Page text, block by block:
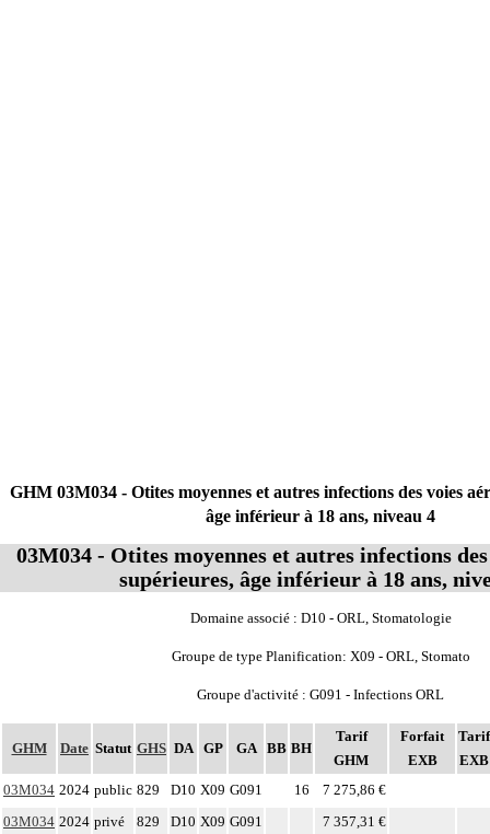
GHM Date Statut GHS DA GP GA BB BH
Tarif
GHM
Forfait
EXB
Tarif
EXB
03M034 2024 public 829 D10 X09 G091 16
7 275,86 €
03M034 2024 privé 829 D10 X09 G091
7 357,31 €
GHM 03M034 - Otites moyennes et autres infections des voies
âge inférieur à 18 ans, niveau 4
03M034 - Otites moyennes et autres infections
supérieures, âge inférieur à 18 ans,
Domaine associé : D10 - ORL, Stomatologie
Groupe de type Planification: X09 - ORL, Stomato
Groupe d'activité : G091 - Infections ORL